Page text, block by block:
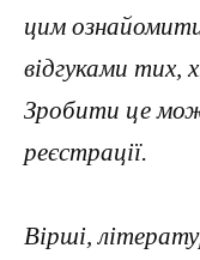
цим
відгуками тих,
Зробити це
реєстрації.
Вірші,